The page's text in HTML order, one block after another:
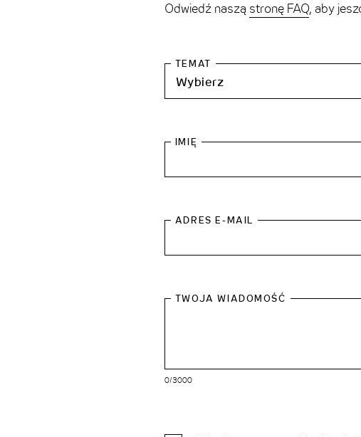
THE CLOUD ONE PRAGA
Odwiedź naszą stronę FAQ, aby
TEMAT
IMIĘ
ADRES E-MAIL
TWOJA WIADOMOŚĆ
0/3000